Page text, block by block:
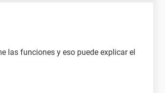
las funciones y eso puede explicar el